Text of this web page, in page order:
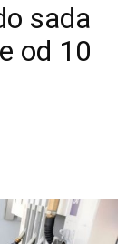
sada
od 10